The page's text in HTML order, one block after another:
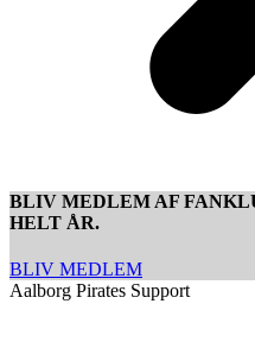
BLIV MEDLEM AF
HELT ÅR.
BLIV MEDLEM
Aalborg Pirates Support